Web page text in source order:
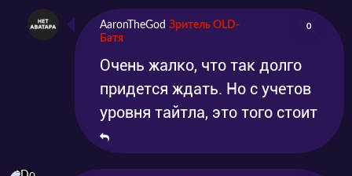
AaronTheGod Зритель OLD-
Батя
0
Очень жалко, что так долго
придется ждать. Но с учетов
уровня тайтла, это того стоит